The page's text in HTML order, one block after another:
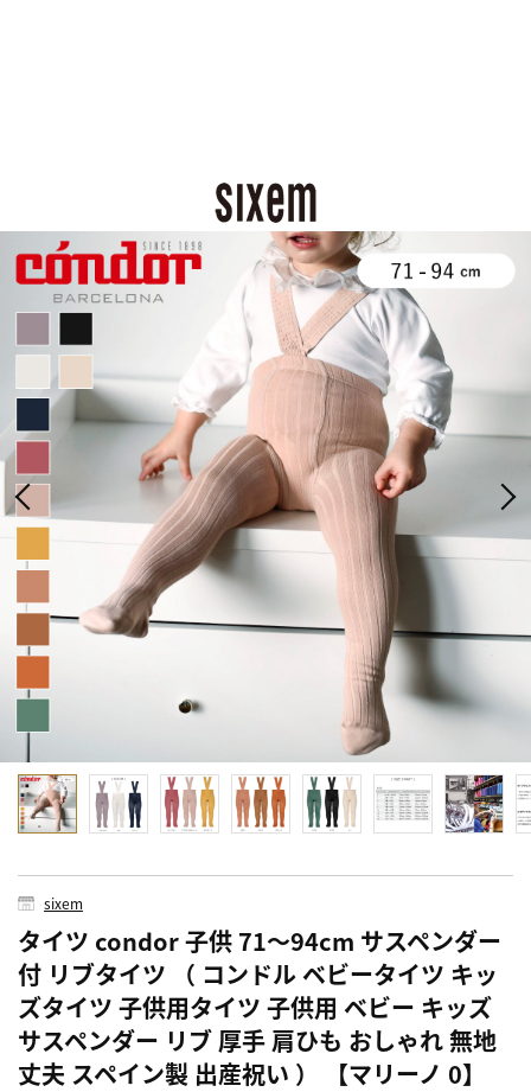
sixem
タイツ condor 子供 71～94cm サスペンダー
付 リブタイツ （ コンドル ベビータイツ キッ
ズタイツ 子供用タイツ 子供用 ベビー キッズ
サスペンダー リブ 厚手 肩ひも おしゃれ 無地
丈夫 スペイン製 出産祝い ） 【マリーノ 0】